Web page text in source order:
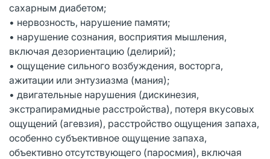
сахарным диабетом;
• нервозность, нарушение памяти;
• нарушение сознания, восприятия мышления,
включая дезориентацию (делирий);
• ощущение сильного возбуждения, восторга,
ажитации или энтузиазма (мания);
• двигательные нарушения (дискинезия,
экстрапирамидные расстройства), потеря вкусовых
ощущений (агевзия), расстройство ощущения запаха,
особенно субъективное ощущение запаха,
объективно отсутствующего (паросмия), включая